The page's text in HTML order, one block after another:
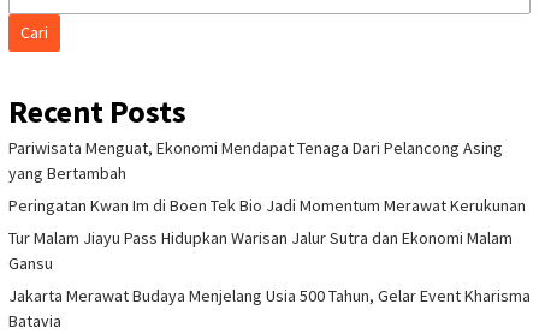
Cari
Recent Posts
Pariwisata Menguat, Ekonomi Mendapat Tenaga Dari Pelancong Asing
yang Bertambah
Peringatan Kwan Im di Boen Tek Bio Jadi Momentum Merawat Kerukunan
Tur Malam Jiayu Pass Hidupkan Warisan Jalur Sutra dan Ekonomi Malam
Gansu
Jakarta Merawat Budaya Menjelang Usia 500 Tahun, Gelar Event Kharisma
Batavia